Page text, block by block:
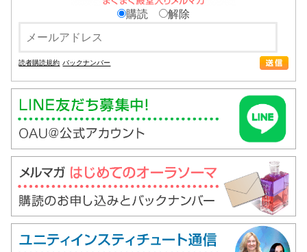
購読 解除
読者購読規約 バックナンバー